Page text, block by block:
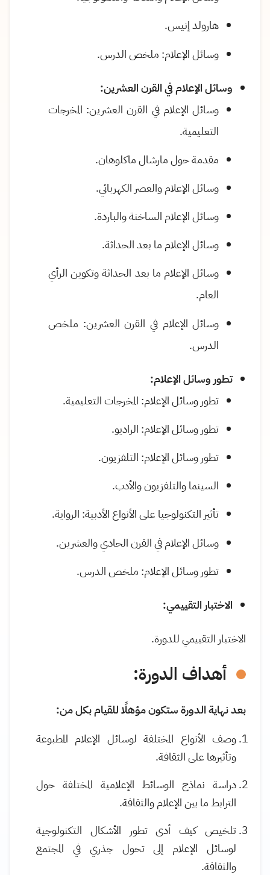
هارولد إنيس.
وسائل الإعلام: ملخص الدرس.
وسائل الإعلام في القرن العشرين:
وسائل الإعلام في القرن العشرين: المخرجات
التعليمية.
مقدمة حول مارشال ماكلوهان.
وسائل الإعلام والعصر الكهربائي.
وسائل الإعلام الساخنة والباردة.
وسائل الإعلام ما بعد الحداثة.
وسائل الإعلام ما بعد الحداثة وتكوين الرأي
العام.
وسائل الإعلام في القرن العشرين: ملخص
الدرس.
تطور وسائل الإعلام:
تطور وسائل الإعلام: المخرجات التعليمية.
تطور وسائل الإعلام: الراديو.
تطور وسائل الإعلام: التلفزيون.
السينما والتلفزيون والأدب.
تأثير التكنولوجيا على الأنواع الأدبية: الرواية.
وسائل الإعلام في القرن الحادي والعشرين.
تطور وسائل الإعلام: ملخص الدرس.
الاختبار التقييمي:
الاختبار التقييمي للدورة.
أهداف الدورة:
بعد نهاية الدورة ستكون مؤهلًا للقيام بكل من:
وصف الأنواع المختلفة لوسائل الإعلام المطبوعة
وتأثيرها على الثقافة.
دراسة نماذج الوسائط الإعلامية المختلفة حول
الترابط ما بين الإعلام والثقافة.
تلخيص كيف أدى تطور الأشكال التكنولوجية
لوسائل الإعلام إلى تحول جذري في المجتمع
والثقافة.